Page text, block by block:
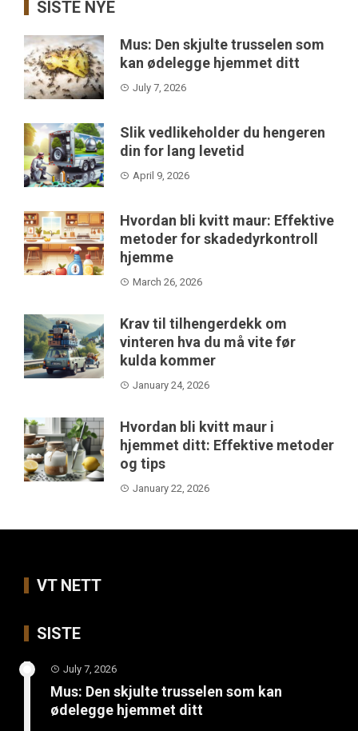
SISTE NYE
Mus: Den skjulte trusselen som
kan ødelegge hjemmet ditt
July 7, 2026
Slik vedlikeholder du hengeren
din for lang levetid
April 9, 2026
Hvordan bli kvitt maur: Effektive
metoder for skadedyrkontroll
hjemme
March 26, 2026
Krav til tilhengerdekk om
vinteren hva du må vite før
kulda kommer
January 24, 2026
Hvordan bli kvitt maur i
hjemmet ditt: Effektive metoder
og tips
January 22, 2026
VT NETT
SISTE
July 7, 2026
Mus: Den skjulte trusselen som kan
ødelegge hjemmet ditt